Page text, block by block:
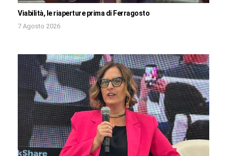
Viabilità, le riaperture prima di Ferragosto
7 Agosto 2026